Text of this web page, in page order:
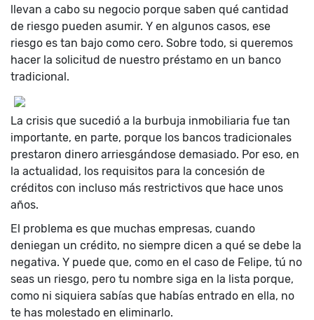
llevan a cabo su negocio porque saben qué cantidad
de riesgo pueden asumir. Y en algunos casos, ese
riesgo es tan bajo como cero. Sobre todo, si queremos
hacer la solicitud de nuestro préstamo en un banco
tradicional.
La crisis que sucedió a la burbuja inmobiliaria fue tan
importante, en parte, porque los bancos tradicionales
prestaron dinero arriesgándose demasiado. Por eso, en
la actualidad, los requisitos para la concesión de
créditos con incluso más restrictivos que hace unos
años.
El problema es que muchas empresas, cuando
deniegan un crédito, no siempre dicen a qué se debe la
negativa. Y puede que, como en el caso de Felipe, tú no
seas un riesgo, pero tu nombre siga en la lista porque,
como ni siquiera sabías que habías entrado en ella, no
te has molestado en eliminarlo.